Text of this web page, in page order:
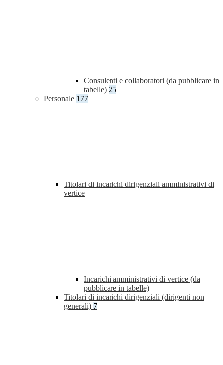
Consulenti e collaboratori (da pubblicare in
tabelle) 25
Personale 177
Titolari di incarichi dirigenziali amministrativi di
vertice
Incarichi amministrativi di vertice (da
pubblicare in tabelle)
Titolari di incarichi dirigenziali (dirigenti non
generali) 7